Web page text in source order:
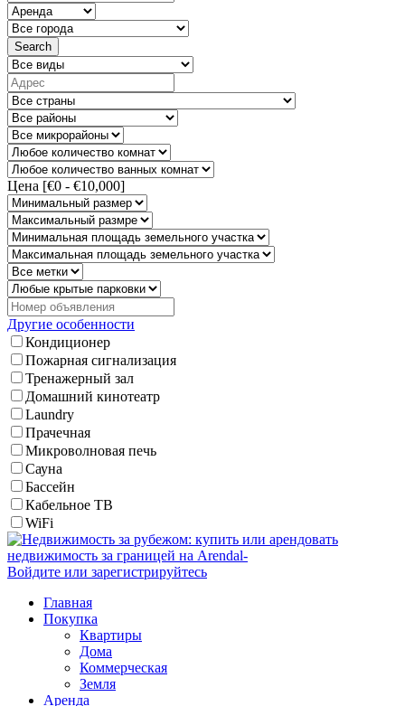
Search
Цена [€0 - €10,000]
Другие особенности
Кондиционер
Пожарная сигнализация
Тренажерный зал
Домашний кинотеатр
Laundry
Прачечная
Микроволновая печь
Сауна
Бассейн
Кабельное ТВ
WiFi
Войдите или зарегистрируйтесь
Главная
Покупка
Квартиры
Дома
Коммерческая
Земля
Аренда